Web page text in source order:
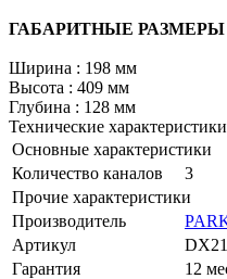
ГАБАРИТНЫЕ РАЗМЕРЫ
Ширина : 198 мм
Высота : 409 мм
Глубина : 128 мм
Технические характеристики
Основные характеристики
Количество каналов
3
Прочие характеристики
Производитель
Артикул
Гарантия
12